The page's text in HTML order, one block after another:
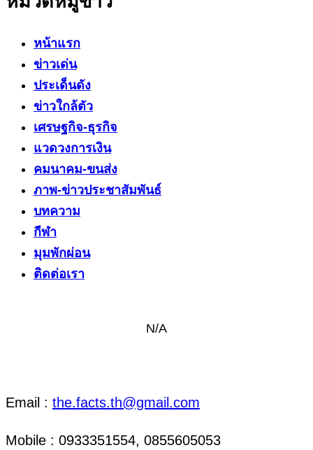
หน้าแรก
ข่าวเด่น
ประเด็นดัง
ข่าวใกล้ตัว
เศรษฐกิจ-ธุรกิจ
แวดวงการเงิน
คมนาคม-ขนส่ง
ภาพ-ข่าวประชาสัมพันธ์
บทความ
กีฬา
มุมพักผ่อน
ติดต่อเรา
N/A
Email : the.facts.th@gmail.com
Mobile : 0933351554, 0855605053